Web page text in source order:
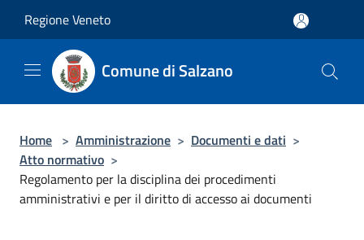
Regione Veneto
Comune di Salzano
Home > Amministrazione > Documenti e dati >
Atto normativo >
Regolamento per la disciplina dei procedimenti
amministrativi e per il diritto di accesso ai documenti